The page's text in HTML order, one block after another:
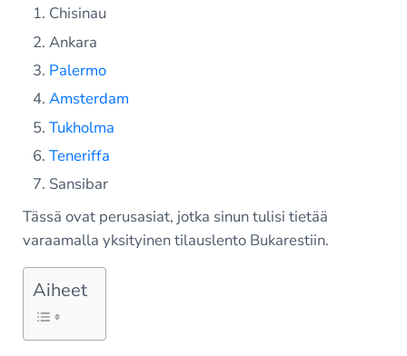
Chisinau
Ankara
Palermo
Amsterdam
Tukholma
Teneriffa
Sansibar
Tässä ovat perusasiat, jotka sinun tulisi tietää
varaamalla yksityinen tilauslento Bukarestiin.
Aiheet